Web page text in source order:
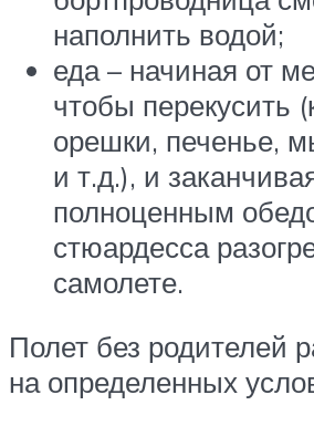
наполнить водой;
еда – начиная от
чтобы перекусить
орешки, печенье,
и т.д.), и
полноценным
стюардесса
самолете.
Полет без родителей
на определенных